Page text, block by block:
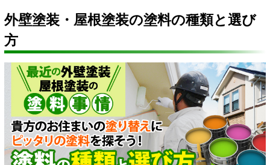
外壁塗装・屋根塗装の塗料の種類と選び
方